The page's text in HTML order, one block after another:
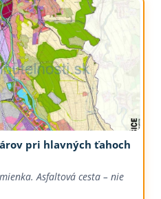
pri hlavných ťahoch
Asfaltová cesta – nie